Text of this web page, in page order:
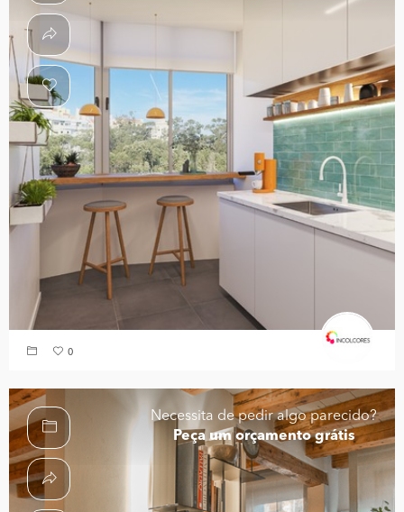
0
Necessita de pedir algo parecido?
Peça um orçamento grátis